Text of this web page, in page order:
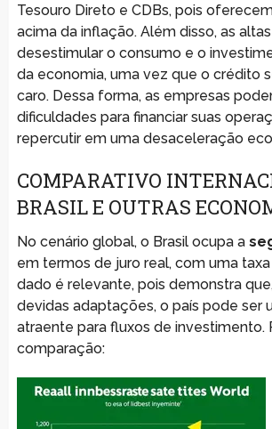
Tesouro Direto e CDBs, pois
acima da inflação. Além disso, as
desestimular o consumo e o
da economia, uma vez que o crédito
caro. Dessa forma, as empresas
dificuldades para financiar suas
repercutir em uma desaceleração
COMPARATIVO
BRASIL E OUTRAS
No cenário global, o Brasil ocupa a
em termos de juro real, com uma
dado é relevante, pois demonstra
devidas adaptações, o país pode ser
atraente para fluxos de investimento.
comparação: